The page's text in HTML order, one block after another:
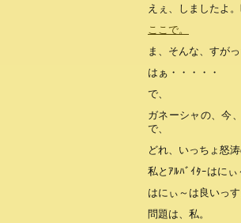
えぇ、しましたよ。
ここで。
ま、そんな、すが
はぁ・・・・・
で、
ガネーシャの、今
で、
どれ、いっちょ怒
私とｱﾙﾊﾞｲﾀｰはにぃ
はにぃ～は良いっ
問題は、私。